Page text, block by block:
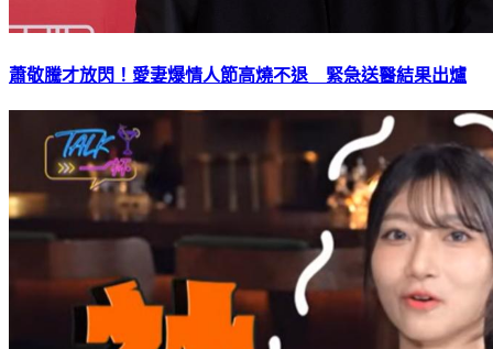
蕭敬騰才放閃！愛妻爆情人節高燒不退 緊急送醫結果出爐